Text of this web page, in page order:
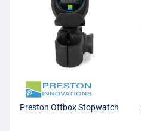
Preston Offbox Stopwatch